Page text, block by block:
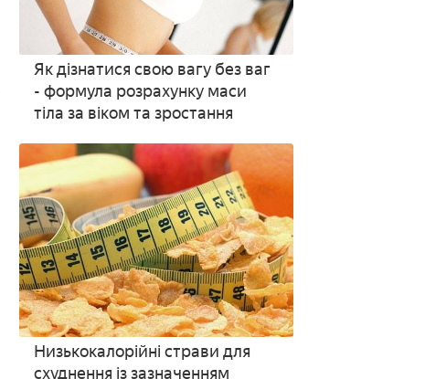
Як дізнатися свою вагу без ваг
- формула розрахунку маси
тіла за віком та зростання
Низькокалорійні страви для
схуднення із зазначенням